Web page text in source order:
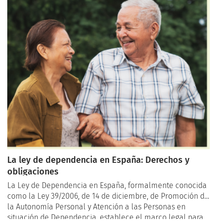
naciones.
La ley de dependencia en España: Derechos y
obligaciones
La Ley de Dependencia en España, formalmente conocida
como la Ley 39/2006, de 14 de diciembre, de Promoción de
la Autonomía Personal y Atención a las Personas en
situación de Dependencia, establece el marco legal para